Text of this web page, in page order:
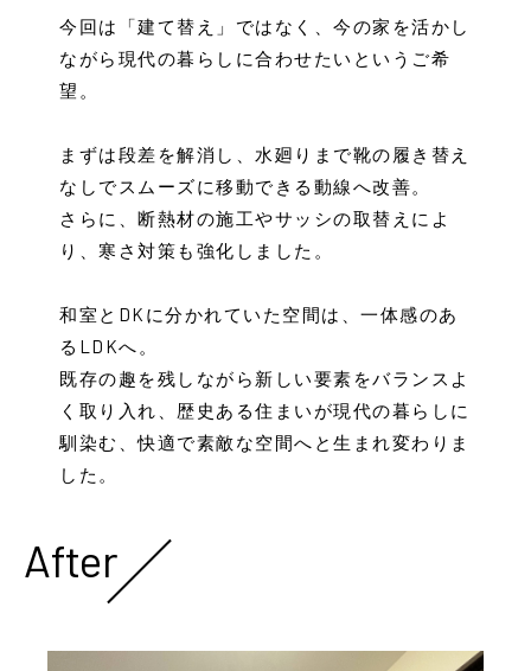
今回は「建て替え」ではなく、今の家を活かし
ながら現代の暮らしに合わせたいというご希
望。
まずは段差を解消し、水廻りまで靴の履き替え
なしでスムーズに移動できる動線へ改善。
さらに、断熱材の施工やサッシの取替えによ
り、寒さ対策も強化しました。
和室とDKに分かれていた空間は、一体感のあ
るLDKへ。
既存の趣を残しながら新しい要素をバランスよ
く取り入れ、歴史ある住まいが現代の暮らしに
馴染む、快適で素敵な空間へと生まれ変わりま
した。
After